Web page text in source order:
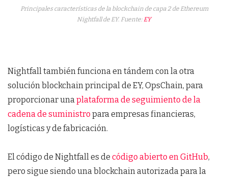
Principales características de la blockchain de capa 2 de Ethereum
Nightfall de EY. Fuente:EY
Nightfall también funciona en tándem con la otra
solución blockchain principal de EY, OpsChain, para
proporcionar unaplataforma de seguimiento de la
cadena de suministro para empresas financieras,
logísticas y de fabricación.
El código de Nightfall es de código abierto en GitHub,
pero sigue siendo una blockchain autorizada para la